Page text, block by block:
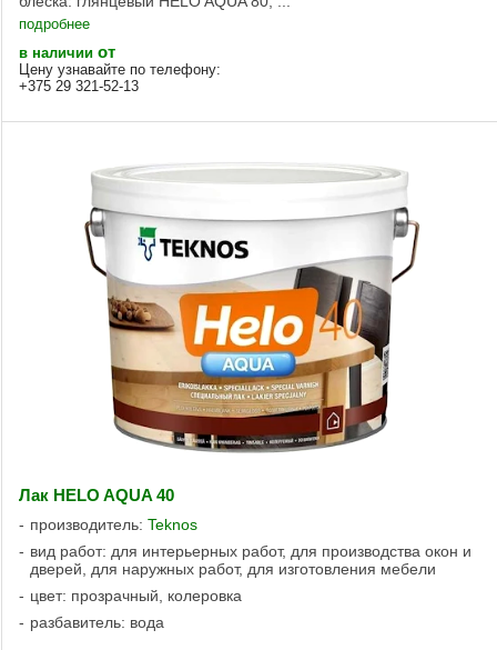
подробнее
в наличии от
Цену узнавайте по телефону:
+375 29 321-52-13
Лак HELO AQUA 40
производитель: Teknos
вид работ: для интерьерных работ, для производства окон и
дверей, для наружных работ, для изготовления мебели
цвет: прозрачный, колеровка
разбавитель: вода